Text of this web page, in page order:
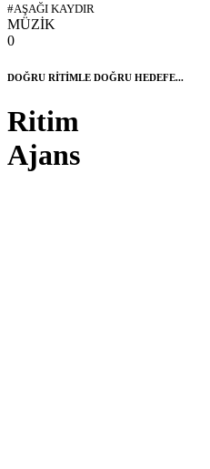
#AŞAĞI KAYDIR
MÜZİK
0
DOĞRU RİTİMLE DOĞRU HEDEFE...
Ritim
Ajans